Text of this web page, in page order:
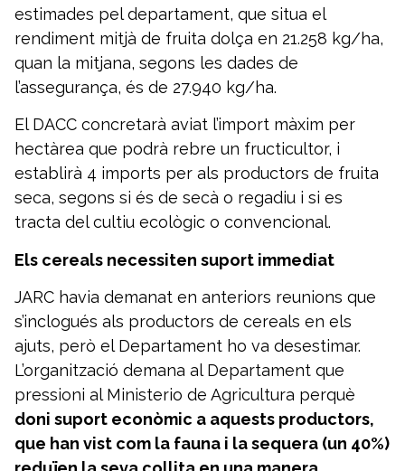
estimades pel departament, que situa el
rendiment mitjà de fruita dolça en 21.258 kg/ha,
quan la mitjana, segons les dades de
l’assegurança, és de 27.940 kg/ha.
El DACC concretarà aviat l’import màxim per
hectàrea que podrà rebre un fructicultor, i
establirà 4 imports per als productors de fruita
seca, segons si és de secà o regadiu i si es
tracta del cultiu ecològic o convencional.
Els cereals necessiten suport immediat
JARC havia demanat en anteriors reunions que
s’inclogués als productors de cereals en els
ajuts, però el Departament ho va desestimar.
L’organització demana al Departament que
pressioni al Ministerio de Agricultura perquè
doni suport econòmic a aquests productors,
que han vist com la fauna i la sequera (un 40%)